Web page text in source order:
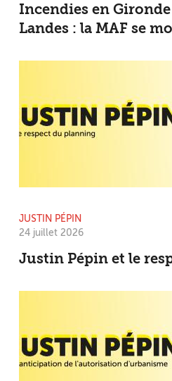
Incendies en Gironde
Landes : la MAF se
JUSTIN PÉPIN
24 juillet 2026
Justin Pépin et le